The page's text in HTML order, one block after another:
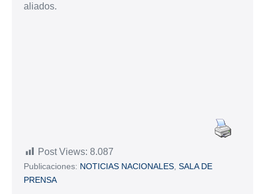
aliados.
Post Views: 8.087
Publicaciones: NOTICIAS NACIONALES SALA DE
PRENSA